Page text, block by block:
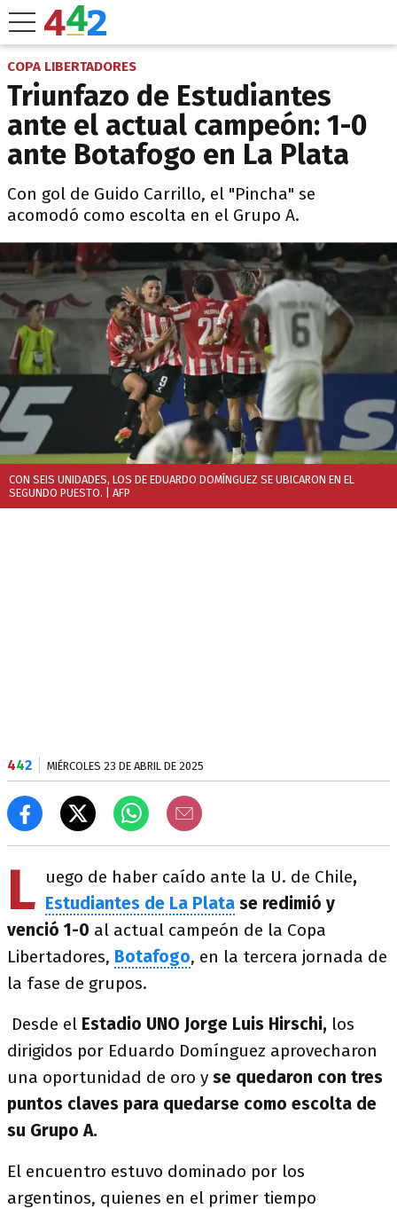
COPA LIBERTADORES
Triunfazo de Estudiantes
ante el actual campeón: 1-0
ante Botafogo en La Plata
Con gol de Guido Carrillo, el "Pincha" se
acomodó como escolta en el Grupo A.
CON SEIS UNIDADES, LOS DE EDUARDO DOMÍNGUEZ SE UBICARON EN EL
SEGUNDO PUESTO. | AFP
442 MIÉRCOLES 23 DE ABRIL DE 2025
L uego de haber caído ante la U. de Chile,
Estudiantes de La Plata se redimió y
venció 1-0 al actual campeón de la Copa
Libertadores, Botafogo, en la tercera jornada de
la fase de grupos.
Desde el Estadio UNO Jorge Luis Hirschi, los
dirigidos por Eduardo Domínguez aprovecharon
una oportunidad de oro y se quedaron con tres
puntos claves para quedarse como escolta de
su Grupo A.
El encuentro estuvo dominado por los
argentinos, quienes en el primer tiempo